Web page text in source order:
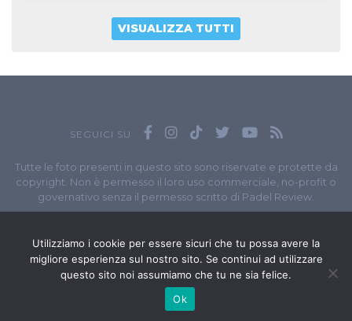
VISUALIZZA TUTTI
SEGUICI SU
Tutte le foto presenti in questo sito sono riservate e protette da
copyright. Non è permesso il loro uso commerciale, no-profit o
governativo senza il permesso scritto di Padel Review.
// P.I. 11965351007
© Copyright 2020-2026 // Web Developer
Utilizziamo i cookie per essere sicuri che tu possa avere la
migliore esperienza sul nostro sito. Se continui ad utilizzare
questo sito noi assumiamo che tu ne sia felice.
Ok